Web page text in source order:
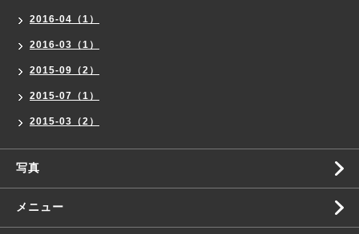
2016-04（1）
2016-03（1）
2015-09（2）
2015-07（1）
2015-03（2）
写真
メニュー